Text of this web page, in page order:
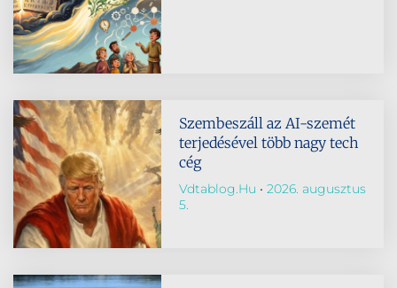
Szembeszáll az AI-szemét
terjedésével több nagy tech
cég
Vdtablog.hu
2026. augusztus
5.